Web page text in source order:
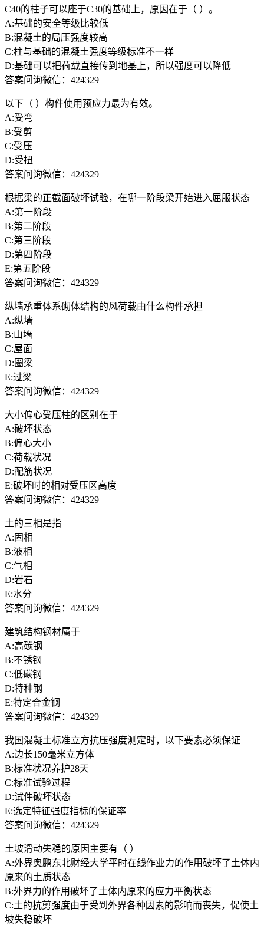
C40的柱子可以座于C30的基础上，原因在于（ ）。
A:基础的安全等级比较低
B:混凝土的局压强度较高
C:柱与基础的混凝土强度等级标准不一样
D:基础可以把荷载直接传到地基上，所以强度可以降低
答案问询微信：424329
以下（ ）构件使用预应力最为有效。
A:受弯
B:受剪
C:受压
D:受扭
答案问询微信：424329
根据梁的正截面破坏试验，在哪一阶段梁开始进入屈服状态
A:第一阶段
B:第二阶段
C:第三阶段
D:第四阶段
E:第五阶段
答案问询微信：424329
纵墙承重体系砌体结构的风荷载由什么构件承担
A:纵墙
B:山墙
C:屋面
D:圈梁
E:过梁
答案问询微信：424329
大小偏心受压柱的区别在于
A:破坏状态
B:偏心大小
C:荷载状况
D:配筋状况
E:破坏时的相对受压区高度
答案问询微信：424329
土的三相是指
A:固相
B:液相
C:气相
D:岩石
E:水分
答案问询微信：424329
建筑结构钢材属于
A:高碳钢
B:不锈钢
C:低碳钢
D:特种钢
E:特定合金钢
答案问询微信：424329
我国混凝土标准立方抗压强度测定时，以下要素必须保证
A:边长150毫米立方体
B:标准状况养护28天
C:标准试验过程
D:试件破坏状态
E:选定特征强度指标的保证率
答案问询微信：424329
土坡滑动失稳的原因主要有（ ）
A:外界奥鹏东北财经大学平时在线作业力的作用破坏了土体内
原来的土质状态
B:外界力的作用破坏了土体内原来的应力平衡状态
C:土的抗剪强度由于受到外界各种因素的影响而丧失，促使土
坡失稳破坏